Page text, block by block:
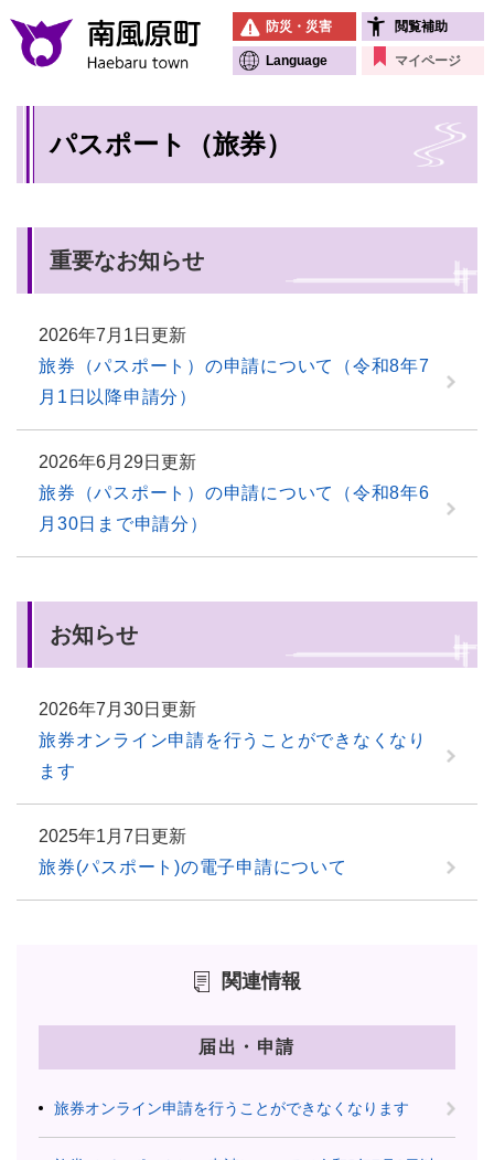
メニューを飛ばして本文へ
防災・災害 閲覧補助
Language マイページ
パスポート（旅券）
重要なお知らせ
2026年7月1日更新
旅券（パスポート）の申請について（令和8年7
月1日以降申請分）
2026年6月29日更新
旅券（パスポート）の申請について（令和8年6
月30日まで申請分）
お知らせ
2026年7月30日更新
旅券オンライン申請を行うことができなくなり
ます
2025年1月7日更新
旅券(パスポート)の電子申請について
関連情報
届出・申請
旅券オンライン申請を行うことができなくなります